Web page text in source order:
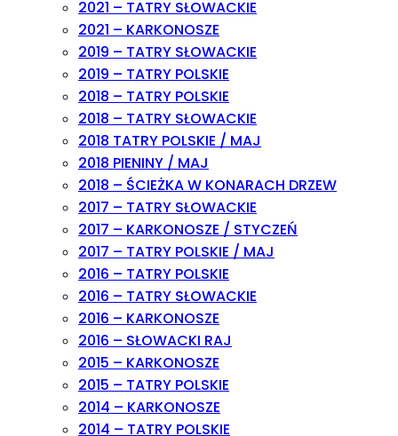
2021 – TATRY SŁOWACKIE
2021 – KARKONOSZE
2019 – TATRY SŁOWACKIE
2019 – TATRY POLSKIE
2018 – TATRY POLSKIE
2018 – TATRY SŁOWACKIE
2018 TATRY POLSKIE / MAJ
2018 PIENINY / MAJ
2018 – ŚCIEŻKA W KONARACH DRZEW
2017 – TATRY SŁOWACKIE
2017 – KARKONOSZE / STYCZEŃ
2017 – TATRY POLSKIE / MAJ
2016 – TATRY POLSKIE
2016 – TATRY SŁOWACKIE
2016 – KARKONOSZE
2016 – SŁOWACKI RAJ
2015 – KARKONOSZE
2015 – TATRY POLSKIE
2014 – KARKONOSZE
2014 – TATRY POLSKIE